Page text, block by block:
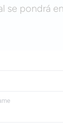
se pondrá